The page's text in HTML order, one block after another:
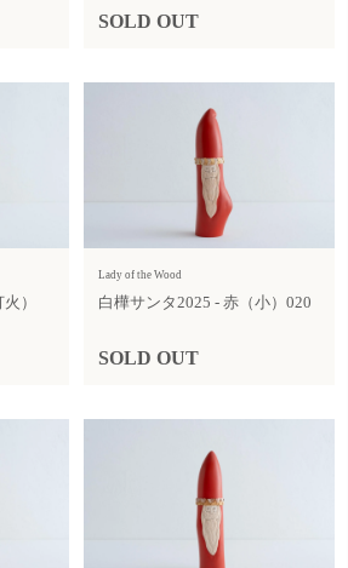
SOLD OUT
）
Lady of the Wood
白樺サンタ2025 - 赤（小）020
SOLD OUT